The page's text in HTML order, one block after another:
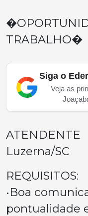
TRABALHO�
Siga o
Veja as
ATENDENTE
Luzerna/SC
REQUISITOS:
•Boa
pontualidade